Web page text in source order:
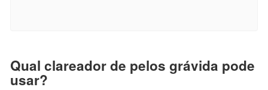
Qual clareador de pelos grávida pode
usar?